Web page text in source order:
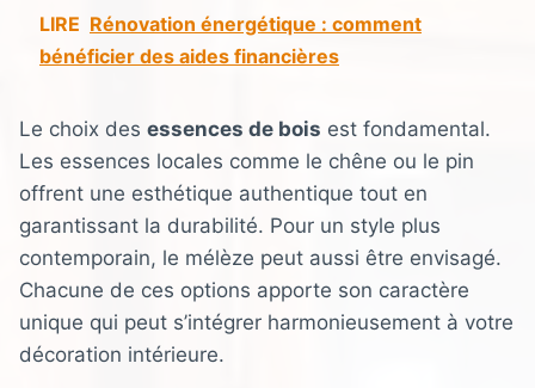
LIRE Rénovation énergétique : comment
bénéficier des aides financières
Le choix des essences de bois est fondamental.
Les essences locales comme le chêne ou le pin
offrent une esthétique authentique tout en
garantissant la durabilité. Pour un style plus
contemporain, le mélèze peut aussi être envisagé.
Chacune de ces options apporte son caractère
unique qui peut s’intégrer harmonieusement à votre
décoration intérieure.